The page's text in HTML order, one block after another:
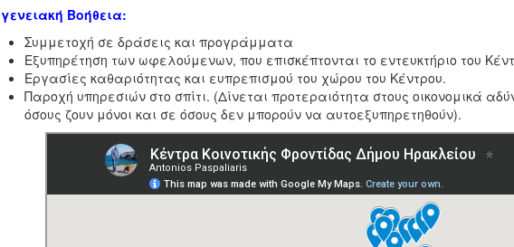
Βοήθεια:
Συμμετοχή σε δράσεις και προγράμματα
Εξυπηρέτηση των ωφελούμενων, που επισκέπτονται το εντευκτήριο του
Εργασίες καθαριότητας και ευπρεπισμού του χώρου του Κέντρου.
Παροχή υπηρεσιών στο σπίτι. (Δίνεται προτεραιότητα στους οικονομικά
όσους ζουν μόνοι και σε όσους δεν μπορούν να αυτοεξυπηρετηθούν).